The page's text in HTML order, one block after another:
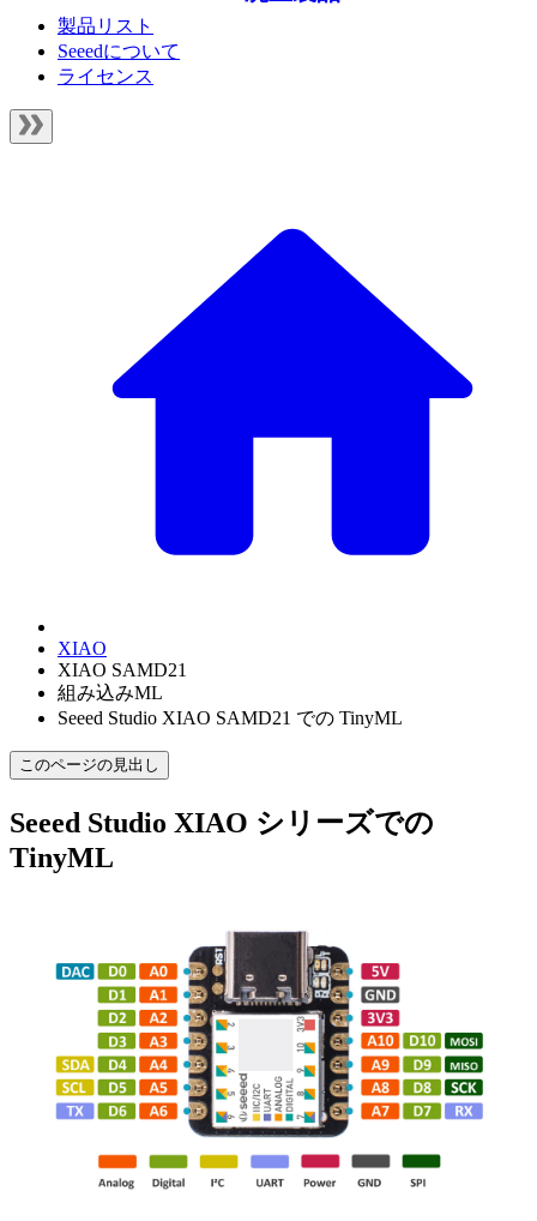
製品リスト
Seeedについて
ライセンス
XIAO
XIAO SAMD21
組み込みML
Seeed Studio XIAO SAMD21 での TinyML
このページの見出し
Seeed Studio XIAO シリーズでの
TinyML